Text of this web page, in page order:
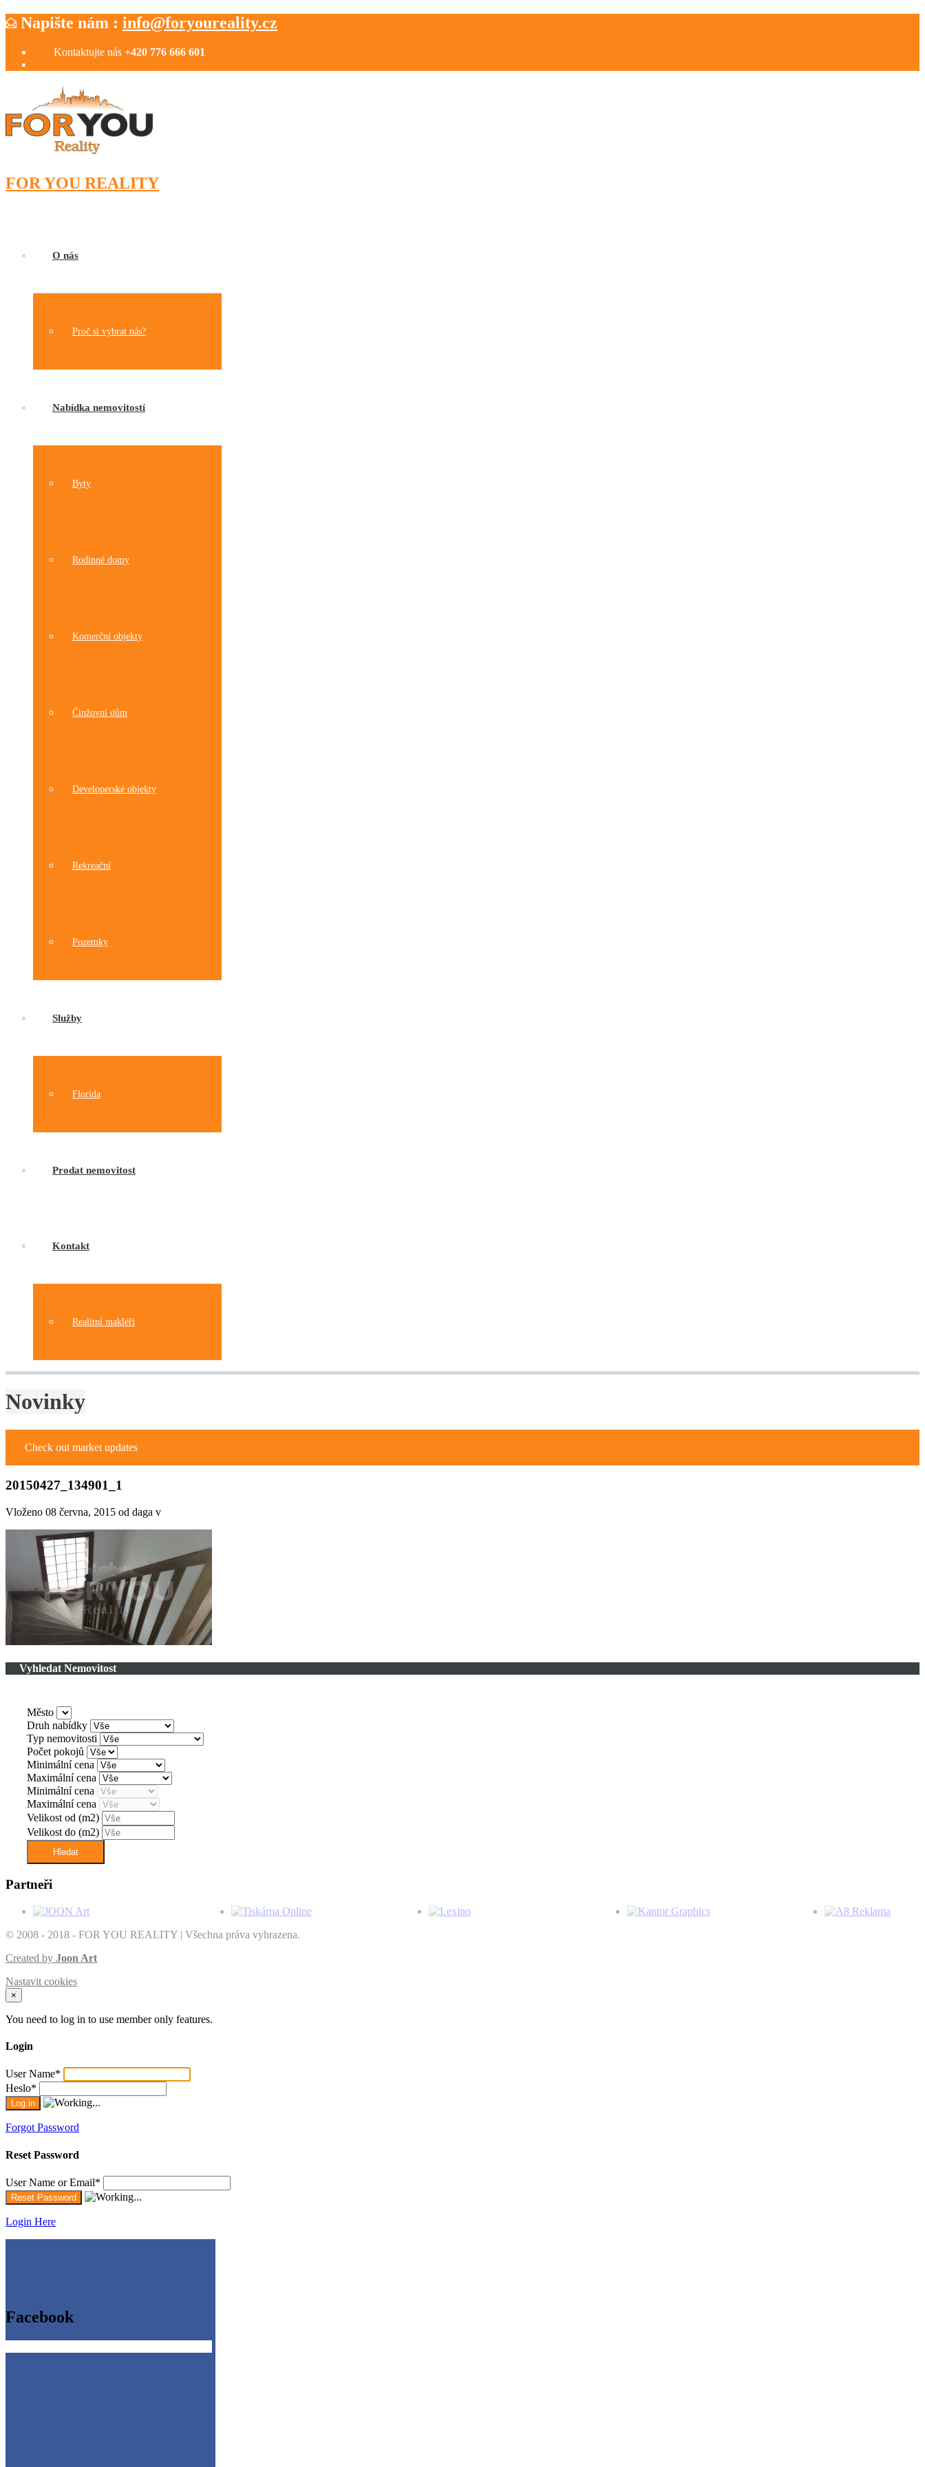
Napište nám : info@foryoureality.cz
Kontaktujte nás +420 776 666 601
FOR YOU REALITY
O nás
Proč si vybrat nás?
Nabídka nemovitostí
Byty
Rodinné domy
Komerční objekty
Činžovní dům
Developerské objekty
Rekreační
Pozemky
Služby
Florida
Prodat nemovitost
Kontakt
Realitní makléři
Novinky
Check out market updates
20150427_134901_1
Vloženo 08 června, 2015 od daga v
Vyhledat Nemovitost
Město
Druh nabídky
Typ nemovitosti
Počet pokojů
Minimální cena
Maximální cena
Minimální cena
Maximální cena
Velikost od (m2)
Velikost do (m2)
Partneři
© 2008 - 2018 - FOR YOU REALITY | Všechna práva vyhrazena.
Created by Joon Art
Nastavit cookies
×
You need to log in to use member only features.
Login
User Name*
Heslo*
Forgot Password
Reset Password
User Name or Email*
Login Here
Facebook